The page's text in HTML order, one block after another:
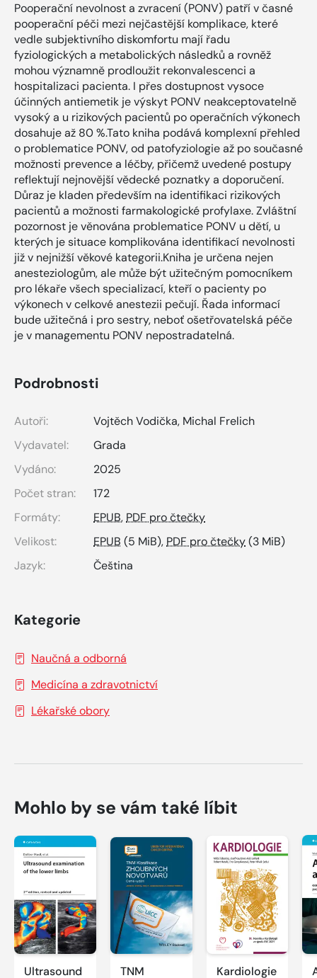
Pooperační nevolnost a zvracení (PONV) patří v časné
pooperační péči mezi nejčastější komplikace, které
vedle subjektivního diskomfortu mají řadu
fyziologických a metabolických následků a rovněž
mohou významně prodloužit rekonvalescenci a
hospitalizaci pacienta. I přes dostupnost vysoce
účinných antiemetik je výskyt PONV neakceptovatelně
vysoký a u rizikových pacientů po operačních výkonech
dosahuje až 80 %.Tato kniha podává komplexní přehled
o problematice PONV, od patofyziologie až po současné
možnosti prevence a léčby, přičemž uvedené postupy
reflektují nejnovější vědecké poznatky a doporučení.
Důraz je kladen především na identifikaci rizikových
pacientů a možnosti farmakologické profylaxe. Zvláštní
pozornost je věnována problematice PONV u dětí, u
kterých je situace komplikována identifikací nevolnosti
již v nejnižší věkové kategorii.Kniha je určena nejen
anesteziologům, ale může být užitečným pomocníkem
pro lékaře všech specializací, kteří o pacienty po
výkonech v celkové anestezii pečují. Řada informací
bude užitečná i pro sestry, neboť ošetřovatelská péče
je v managementu PONV nepostradatelná.
Podrobnosti
Autoři: Vojtěch Vodička, Michal Frelich
Vydavatel:
Grada
Vydáno:
2025
Počet stran:
172
Formáty:
EPUB, PDF pro čtečky
Velikost:
EPUB (5 MiB), PDF pro čtečky(3 MiB)
Jazyk:
Čeština
Kategorie
Naučná a odborná
Medicína a zdravotnictví
Lékařské obory
Mohlo by se vám také líbit
Ultrasound
TNM
Kardiologie